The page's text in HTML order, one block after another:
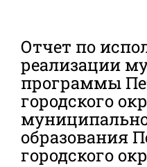
Отчет по
реализации
программы
городского
образования
городского